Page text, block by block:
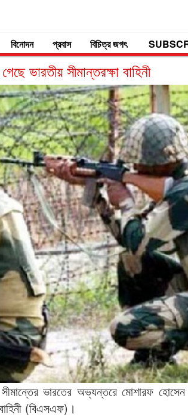
বিনোদন প্রবাস বিচিত্র জগৎ
ভারতীয় সীমান্তরক্ষা বাহিনী
ভারতের অভ্যন্তরে মোশারফ
(বিএসএফ)।